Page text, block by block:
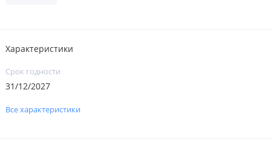
Характеристики
Срок годности
31/12/2027
Все характеристики